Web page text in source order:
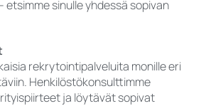
sinulle yhdessä sopivan
rekrytointipalveluita monille eri
Henkilöstökonsulttimme
ja löytävät sopivat